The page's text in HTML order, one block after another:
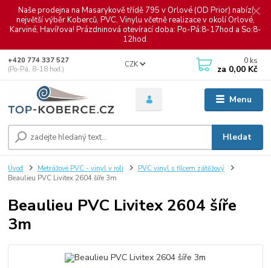
Naše prodejna na Masarykově třídě 795 v Orlové (OD Prior) nabízí
největší výběr Koberců, PVC, Vinylu včetně realizace v okolí Orlové,
Karviné, Havířova! Prázdninová otevírací doba: Po-Pá:8-17hod a So:8-
12hod.
Menu
CZK
Hledat
+420 774 337 527
(Po-Pá, 8-18 hod.)
0 ks
za 0,00 Kč
Úvod Metrážové PVC - vinyl v roli
PVC vinyl s filcem zátěžový
Beaulieu PVC Livitex 2604 šíře 3m
Beaulieu PVC Livitex 2604 šíře
3m